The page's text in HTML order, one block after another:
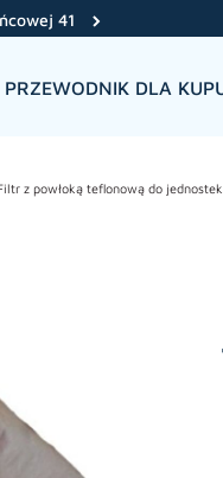
41
PRZEWODNIK DLA
z powłoką teflonową do jednostek